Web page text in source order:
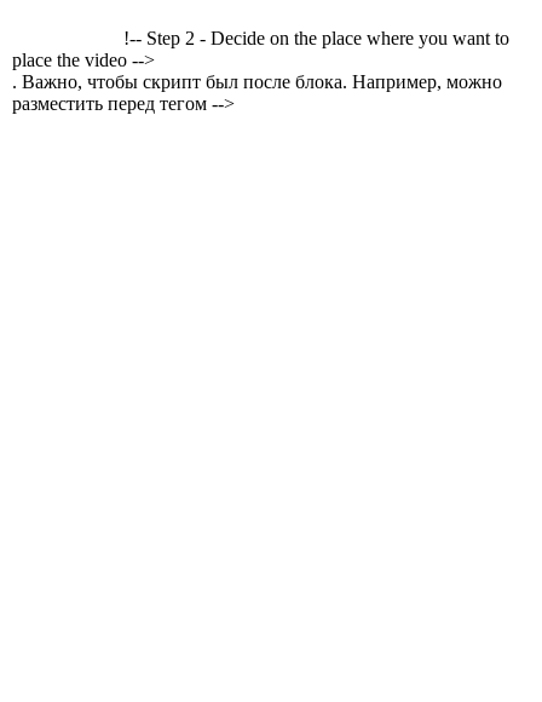
!-- Step 2 - Decide on the place where you want to
place the video -->
. Важно, чтобы скрипт был после блока. Например, можно
разместить перед тегом -->